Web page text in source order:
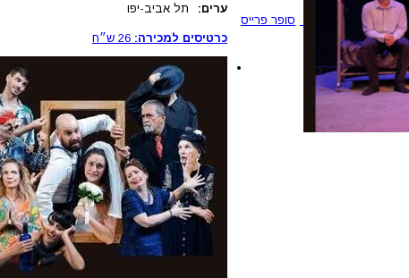
סופר פרייס
ערים:
תל אביב-יפו
כרטיסים למכירה: 26 ש״ח